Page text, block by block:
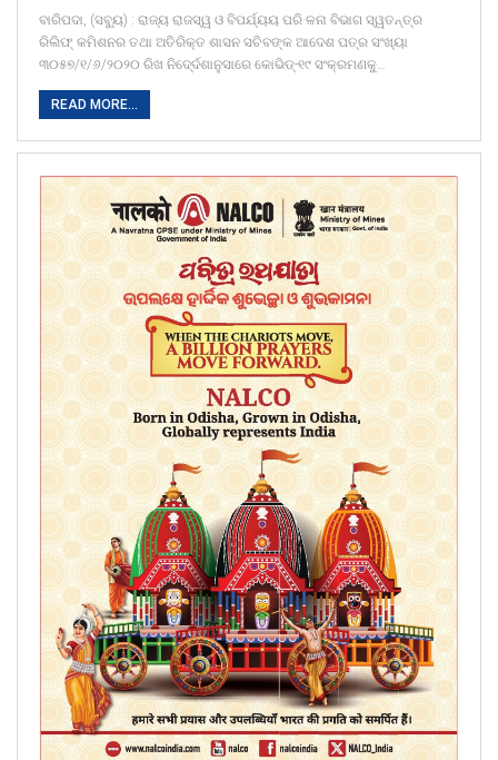
ବାରିପଦା, (ସବୁ୍ୟ) : ରାଜ୍ୟ ରାଜସ୍ୱ ଓ ବିପର୍ଯ୍ୟୟ ପରି·ଳନା ବିଭାଗ ସ୍ୱତନ୍ତ୍ର
ରିଲିଫ୍ କମିଶନର ତଥା ଅତିରିକ୍ତ ଶାସନ ସଚିବଙ୍କ ଆଦେଶ ପତ୍ର ସଂଖ୍ୟା
୩୦୫୭/୧/୬/୨୦୨୦ ରିଖ ନିଦେ୍ର୍ଦଶାନୁସାରେ କୋଭିଡ୍-୧୯ ସଂକ୍ରମଣକୁ…
READ MORE...